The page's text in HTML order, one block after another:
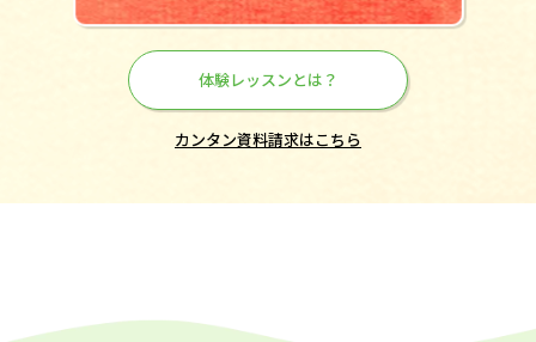
体験レッスンとは？
カンタン資料請求はこちら